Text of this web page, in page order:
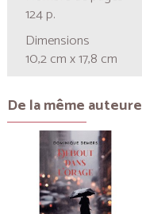
124 p.
Dimensions
10,2 cm x 17,8 cm
De la même auteure